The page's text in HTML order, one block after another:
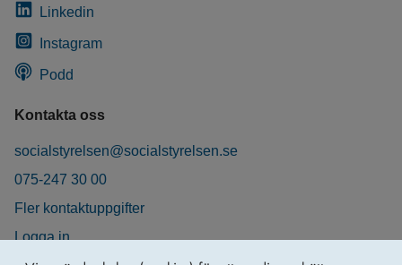
Linkedin
Instagram
Podd
Kontakta oss
socialstyrelsen@socialstyrelsen.se
075-247 30 00
Fler kontaktuppgifter
Logga in